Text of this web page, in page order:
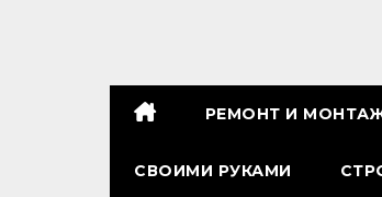
РЕМОНТ И
СВОИМИ РУКАМИ